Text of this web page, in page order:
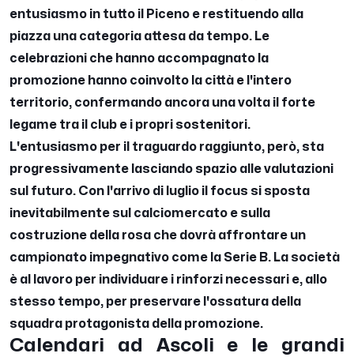
entusiasmo in tutto il Piceno e restituendo alla
piazza una categoria attesa da tempo. Le
celebrazioni che hanno accompagnato la
promozione hanno coinvolto la città e l'intero
territorio, confermando ancora una volta il forte
legame tra il club e i propri sostenitori.
L'entusiasmo per il traguardo raggiunto, però, sta
progressivamente lasciando spazio alle valutazioni
sul futuro. Con l'arrivo di luglio il focus si sposta
inevitabilmente sul calciomercato e sulla
costruzione della rosa che dovrà affrontare un
campionato impegnativo come la Serie B. La società
è al lavoro per individuare i rinforzi necessari e, allo
stesso tempo, per preservare l'ossatura della
squadra protagonista della promozione.
Calendari ad Ascoli e le grandi